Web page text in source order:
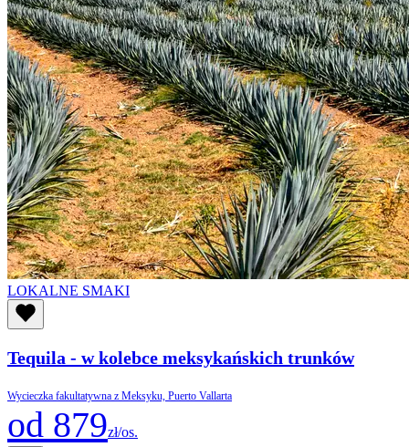
LOKALNE SMAKI
Tequila - w kolebce meksykańskich trunków
Wycieczka fakultatywna z Meksyku, Puerto Vallarta
od 879zł/os.